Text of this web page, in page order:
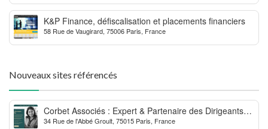
K&P Finance, défiscalisation et placements financiers
58 Rue de Vaugirard, 75006 Paris, France
Nouveaux sites référencés
Corbet Associés : Expert & Partenaire des Dirigeants
d’Entreprise
34 Rue de l'Abbé Groult, 75015 Paris, France